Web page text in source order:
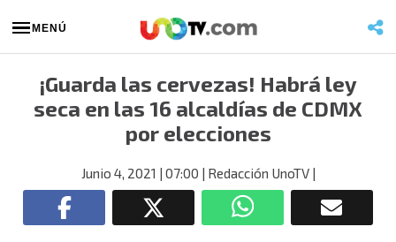
MENÚ
¡Guarda las cervezas! Habrá ley
seca en las 16 alcaldías de CDMX
por elecciones
Junio 4, 2021 | 07:00 | Redacción UnoTV|